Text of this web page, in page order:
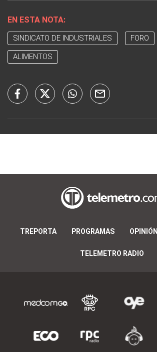
EN ESTA NOTA:
SINDICATO DE INDUSTRIALES FORO
ALIMENTOS
TREPORTA PROGRAMAS OPINIÓN
TELEMETRO RADIO